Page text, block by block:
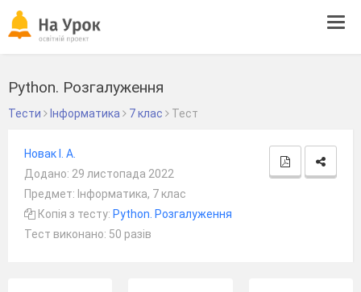
Python. Розгалуження
Тести Інформатика 7 клас Тест
Новак І. А.
Додано: 29 листопада 2022
Предмет: Інформатика, 7 клас
Копія з тесту: Python. Розгалуження
Тест виконано: 50 разів